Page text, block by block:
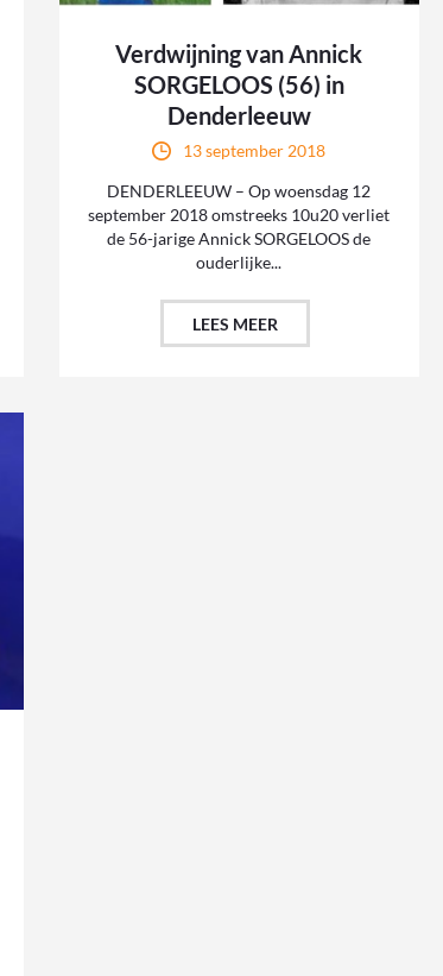
Verdwijning van Annick
SORGELOOS (56) in
Denderleeuw
13 september 2018
DENDERLEEUW – Op woensdag 12
september 2018 omstreeks 10u20 verliet
de 56-jarige Annick SORGELOOS de
ouderlijke...
LEES MEER